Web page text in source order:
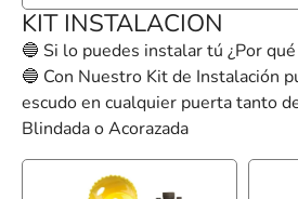
KIT INSTALACION
🔵 Si lo puedes instalar tú ¿Por
🔵 Con Nuestro Kit de Instalación
escudo en cualquier puerta tanto
Blindada o Acorazada